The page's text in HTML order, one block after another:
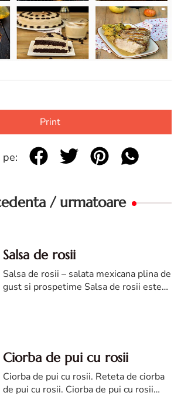
Print
/ urmatoare
Salsa de rosii
Salsa de rosii – salata mexicana plina de
gust si prospetime Salsa de rosii este
Ciorba de pui cu rosii
Ciorba de pui cu rosii. Reteta de ciorba
de pui cu rosii. Ciorba de pui cu rosii